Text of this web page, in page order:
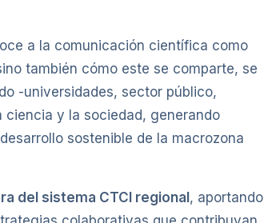
a la comunicación científica como
también cómo este se comparte, se
-universidades, sector público,
y la sociedad, generando
sostenible de la macrozona
del sistema CTCI regional, aportando